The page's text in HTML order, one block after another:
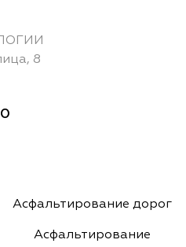
8
Асфальтирование дорог
Асфальтирование